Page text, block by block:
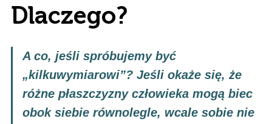
Dlaczego?
A co, jeśli spróbujemy być
„kilkuwymiarowi”? Jeśli okaże się, że
różne płaszczyzny człowieka mogą biec
obok siebie równolegle, wcale sobie nie